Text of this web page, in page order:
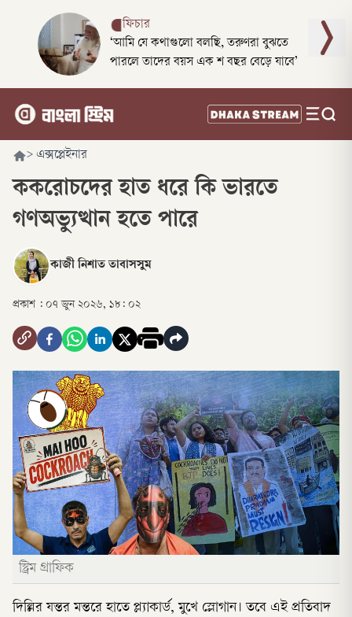
ফিচার
‘আমি যে কথাগুলো বলছি, তরুণরা বুঝতে
পারলে তাদের বয়স এক শ বছর বেড়ে যাবে’
> এক্সপ্লেইনার
ককরোচদের হাত ধরে কি ভারতে
গণঅভ্যুত্থান হতে পারে
কাজী নিশাত তাবাসসুম
প্রকাশ : ০৭ জুন ২০২৬, ১৮: ০২
স্ট্রিম গ্রাফিক
দিল্লির যন্তর মন্তরে হাতে প্ল্যাকার্ড, মুখে স্লোগান। তবে এই প্রতিবাদ